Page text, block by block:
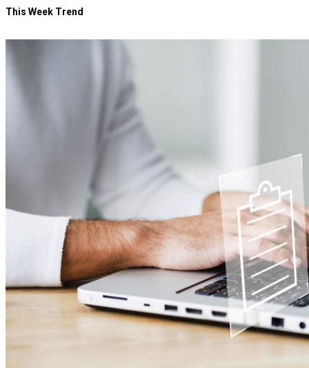
This Week Trend